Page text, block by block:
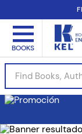
Find Books,